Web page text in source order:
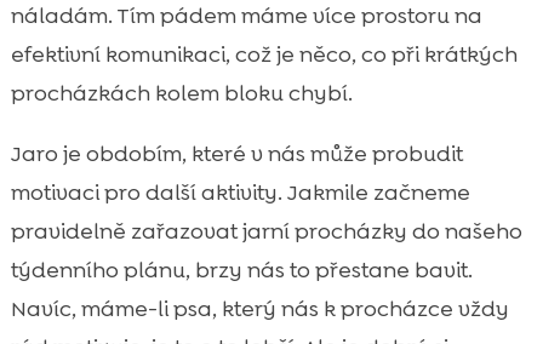
náladám. Tím pádem máme více prostoru na
efektivní komunikaci, což je něco, co při krátkých
procházkách kolem bloku chybí.
Jaro je obdobím, které v nás může probudit
motivaci pro další aktivity. Jakmile začneme
pravidelně zařazovat jarní procházky do našeho
týdenního plánu, brzy nás to přestane bavit.
Navíc, máme-li psa, který nás k procházce vždy